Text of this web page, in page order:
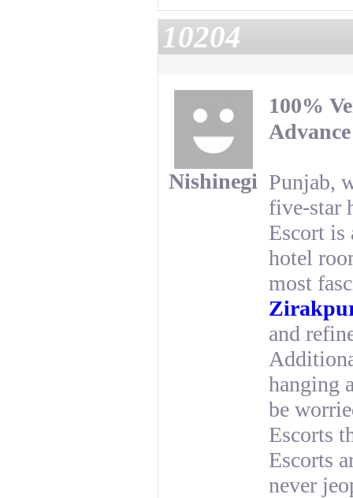
10204
Nishinegi
100%
Punjab,
five-star
Escort
hotel
most
and
hanging
be
Escorts
Escorts
never